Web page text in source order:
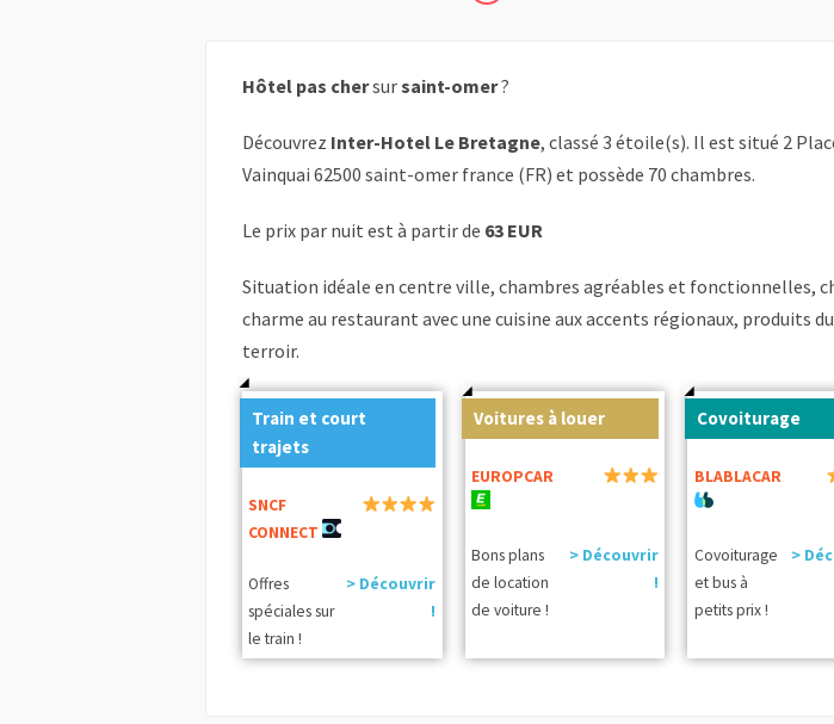
Hôtel pas chersursaint-omer?
Découvrez Inter-Hotel Le Bretagne, classé 3 étoile(s). Il est situé 2
Vainquai 62500 saint-omer france (FR) et possède 70 chambres.
Le prix par nuit est à partir de 63 EUR
Situation idéale en centre ville, chambres agréables et fonctionnelles,
charme au restaurant avec une cuisine aux accents régionaux, produits du
terroir.
Train et court
trajets
SNCF
CONNECT
Offres
spéciales sur
le train !
> Découvrir
!
Voitures à louer
EUROPCAR
Bons plans
de location
de voiture !
> Découvrir
!
Covoiturage
BLABLACAR
Covoiturage
et bus à
petits prix !
>